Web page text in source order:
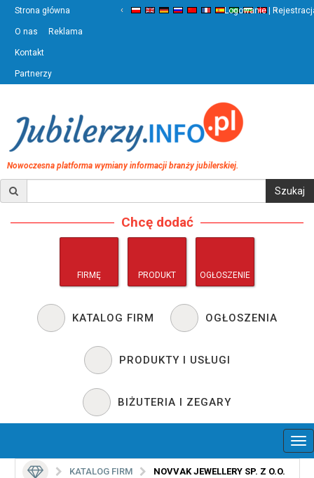
Strona główna
O nas Reklama
Kontakt
Partnerzy
‹ ›
Logowanie |
Nowoczesna platforma wymiany informacji branży jubilerskiej.
Chcę dodać
FIRMĘ PRODUKT OGŁOSZENIE
KATALOG FIRM OGŁOSZENIA
PRODUKTY I USŁUGI
BIŻUTERIA I ZEGARY
KATALOG FIRM NOVVAK JEWELLERY SP. Z O.O.